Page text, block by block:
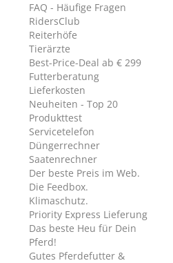
FAQ - Häufige Fragen
RidersClub
Reiterhöfe
Tierärzte
Best-Price-Deal ab € 299
Futterberatung
Lieferkosten
Neuheiten - Top 20
Produkttest
Servicetelefon
Düngerrechner
Saatenrechner
Der beste Preis im Web.
Die Feedbox.
Klimaschutz.
Priority Express Lieferung
Das beste Heu für Dein
Pferd!
Gutes Pferdefutter &